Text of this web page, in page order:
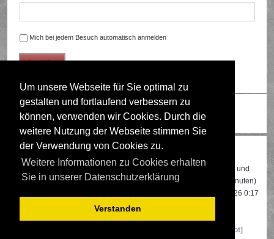
Um unsere Webseite für Sie optimal zu
gestalten und fortlaufend verbessern zu
können, verwenden wir Cookies. Durch die
weitere Nutzung der Webseite stimmen Sie
der Verwendung von Cookies zu.
Weitere Informationen zu Cookies erhalten
Sie in unserer Datenschutzerklärung
Verstanden
Mich bei jedem Besuch automatisch anmelden
Ändere Schriftgröße
Wer ist online?
Insgesamt sind475Besucher online: 3 registrierte, 0 unsichtbare und
472 Gäste (basierend auf den aktiven Besuchern der letzten 5 Minuten)
Besuchern, die am 13.04.2026 0:17
gleichzeitig online waren.
Majestic-12 [Bot]